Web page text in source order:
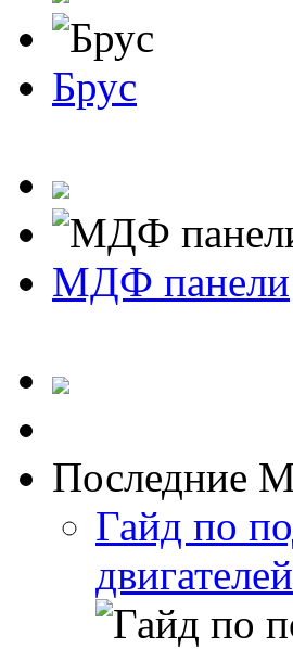
Брус
МДФ панели
Последние
Гайд по